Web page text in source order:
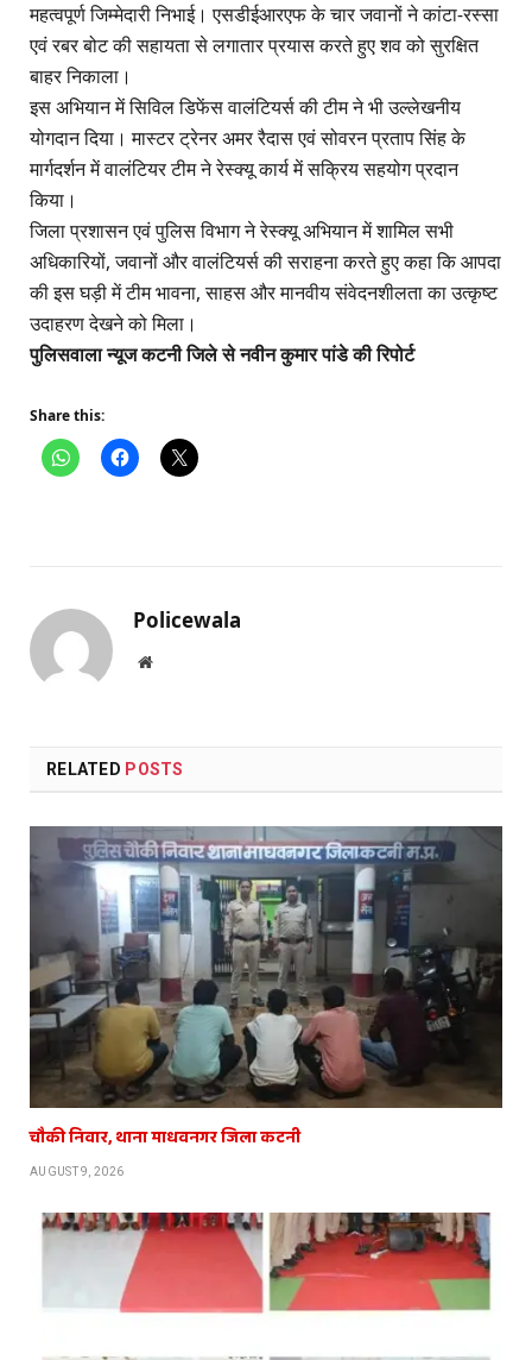
महत्वपूर्ण जिम्मेदारी निभाई। एसडीईआरएफ के चार जवानों ने कांटा-रस्सा
एवं रबर बोट की सहायता से लगातार प्रयास करते हुए शव को सुरक्षित
बाहर निकाला।
इस अभियान में सिविल डिफेंस वालंटियर्स की टीम ने भी उल्लेखनीय
योगदान दिया। मास्टर ट्रेनर अमर रैदास एवं सोवरन प्रताप सिंह के
मार्गदर्शन में वालंटियर टीम ने रेस्क्यू कार्य में सक्रिय सहयोग प्रदान
किया।
जिला प्रशासन एवं पुलिस विभाग ने रेस्क्यू अभियान में शामिल सभी
अधिकारियों, जवानों और वालंटियर्स की सराहना करते हुए कहा कि आपदा
की इस घड़ी में टीम भावना, साहस और मानवीय संवेदनशीलता का उत्कृष्ट
उदाहरण देखने को मिला।
पुलिसवाला न्यूज कटनी जिले से नवीन कुमार पांडे की रिपोर्ट
Share this:
Policewala
Website
RELATED POSTS
चौकी निवार, थाना माधवनगर जिला कटनी
AUGUST 9, 2026